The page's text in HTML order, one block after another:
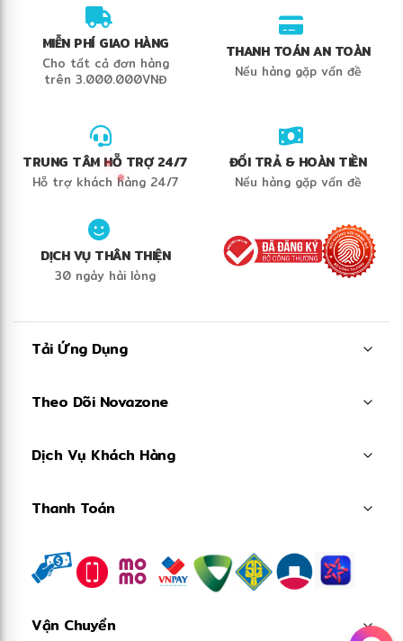
MIỄN PHÍ GIAO HÀNG
Cho tất cả đơn hàng
trên 3.000.000VNĐ
THANH TOÁN AN TOÀN
Nếu hàng gặp vấn đề
TRUNG TÂM HỖ TRỢ 24/7
Hỗ trợ khách hàng 24/7
ĐỔI TRẢ & HOÀN TIỀN
Nếu hàng gặp vấn đề
DỊCH VỤ THÂN THIỆN
30 ngày hài lòng
Tải Ứng Dụng
Theo Dõi Novazone
Dịch Vụ Khách Hàng
Thanh Toán
Vận Chuyển
❅